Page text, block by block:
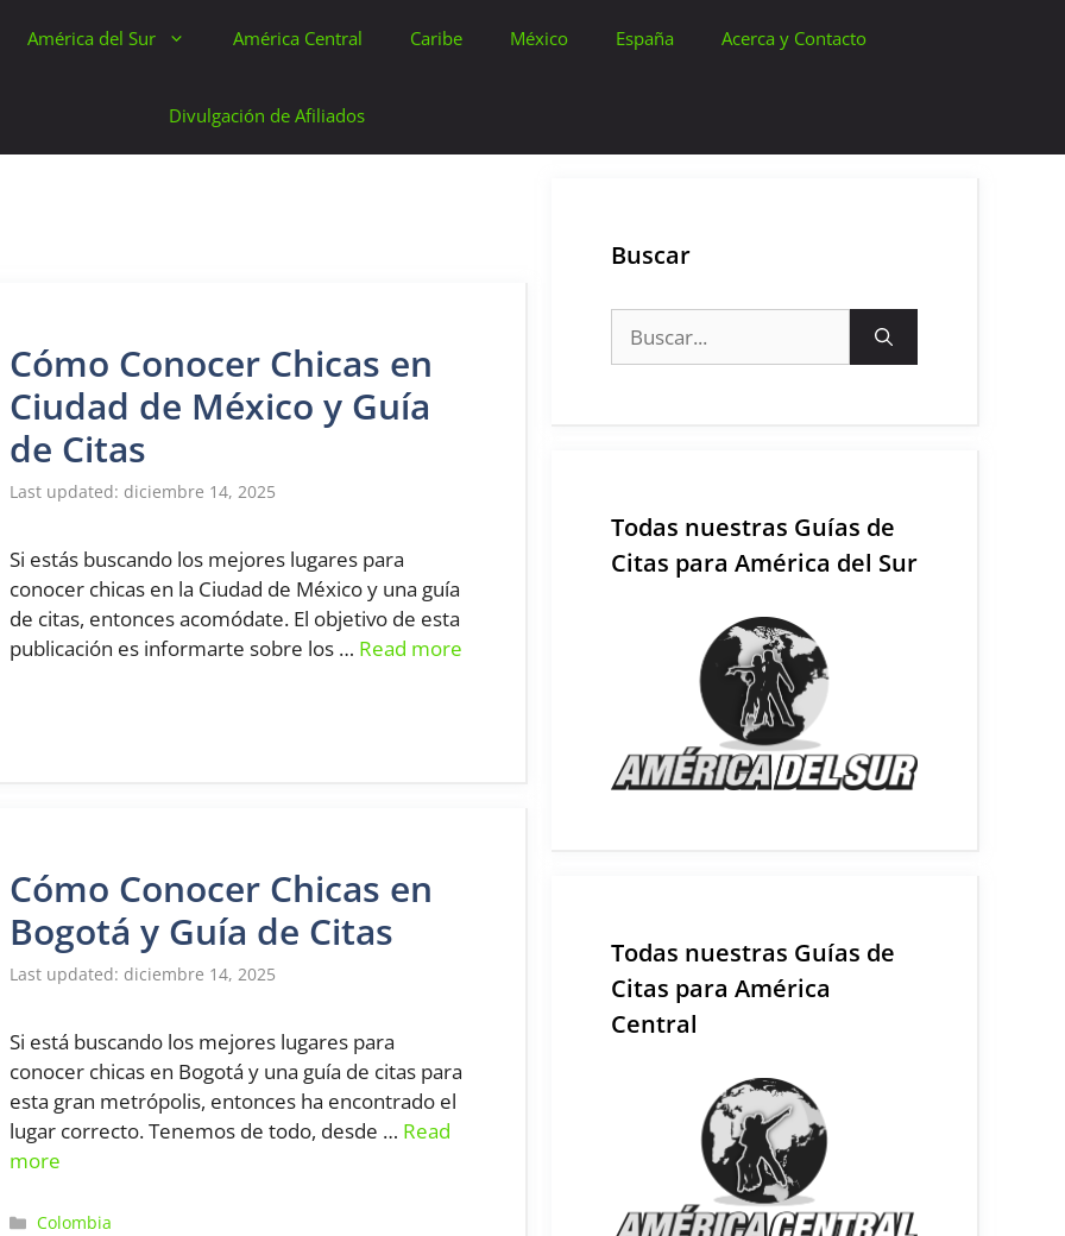
América del Sur América Central Caribe México España Acerca y Contacto
Divulgación de Afiliados
Cómo Conocer Chicas en
Ciudad de México y Guía
de Citas
diciembre 14, 2025
Si estás buscando los mejores lugares para
conocer chicas en la Ciudad de México y una guía
de citas, entonces acomódate. El objetivo de esta
publicación es informarte sobre los … Read more
Cómo Conocer Chicas en
Bogotá y Guía de Citas
diciembre 14, 2025
Si está buscando los mejores lugares para
conocer chicas en Bogotá y una guía de citas para
esta gran metrópolis, entonces ha encontrado el
lugar correcto. Tenemos de todo, desde … Read
more
Categorías
Colombia
Buscar
Todas nuestras Guías de
Citas para América del Sur
Todas nuestras Guías de
Citas para América
Central